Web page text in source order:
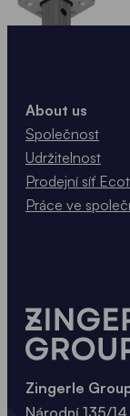
About us
Společnost
Udržitelnost
Prodejní síť
Práce ve
Zingerle